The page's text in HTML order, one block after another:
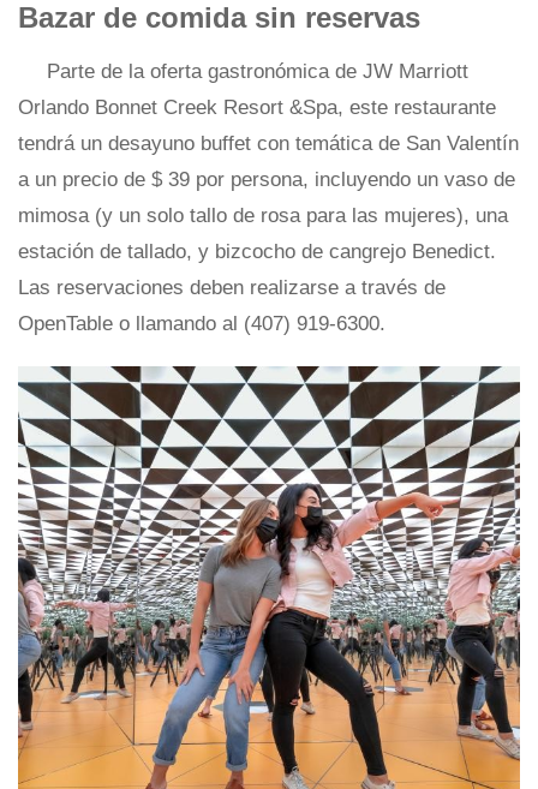
Bazar de comida sin reservas
Parte de la oferta gastronómica de JW Marriott
Orlando Bonnet Creek Resort &Spa, este restaurante
tendrá un desayuno buffet con temática de San Valentín
a un precio de $ 39 por persona, incluyendo un vaso de
mimosa (y un solo tallo de rosa para las mujeres), una
estación de tallado, y bizcocho de cangrejo Benedict.
Las reservaciones deben realizarse a través de
OpenTable o llamando al (407) 919-6300.